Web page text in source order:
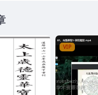
VIP